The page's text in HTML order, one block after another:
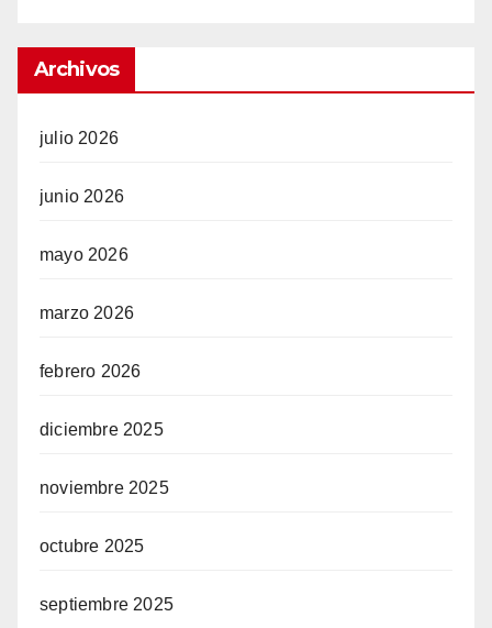
Archivos
julio 2026
junio 2026
mayo 2026
marzo 2026
febrero 2026
diciembre 2025
noviembre 2025
octubre 2025
septiembre 2025